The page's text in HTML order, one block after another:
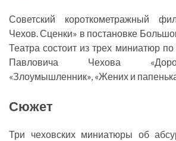
Советский короткометражный
Чехов. Сценки» в постановке
Театра состоит из трех миниатюр
Павловича Чехова
«Злоумышленник», «Жених и
Сюжет
Три чеховских миниатюры об